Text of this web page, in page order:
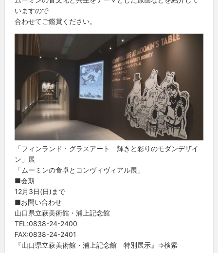
いますので
合わせてご鑑賞ください。
「フィンランド・グラスアート 輝きと彩りのモダンデザイ
ン」展
「ムーミンの食卓とコンヴィヴィアル展」
■会期
12月3日(日)まで
■お問い合わせ
山口県立萩美術館・浦上記念館
TEL:0838-24-2400
FAX:0838-24-2401
『山口県立萩美術館・浦上記念館 特別展示』⇒検索